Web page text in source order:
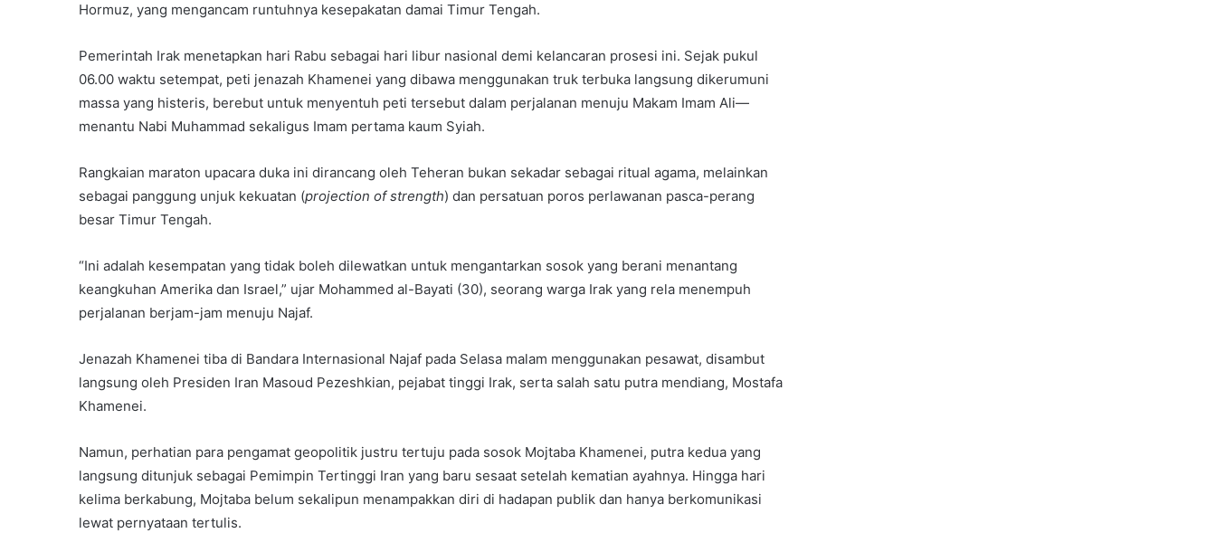
Hormuz, yang mengancam runtuhnya kesepakatan damai Timur Tengah.
Pemerintah Irak menetapkan hari Rabu sebagai hari libur nasional demi kelancaran prosesi ini. Sejak pukul
06.00 waktu setempat, peti jenazah Khamenei yang dibawa menggunakan truk terbuka langsung dikerumuni
massa yang histeris, berebut untuk menyentuh peti tersebut dalam perjalanan menuju Makam Imam Ali—
menantu Nabi Muhammad sekaligus Imam pertama kaum Syiah.
Rangkaian maraton upacara duka ini dirancang oleh Teheran bukan sekadar sebagai ritual agama, melainkan
sebagai panggung unjuk kekuatan (projection of strength) dan persatuan poros perlawanan pasca-perang
besar Timur Tengah.
“Ini adalah kesempatan yang tidak boleh dilewatkan untuk mengantarkan sosok yang berani menantang
keangkuhan Amerika dan Israel,” ujar Mohammed al-Bayati (30), seorang warga Irak yang rela menempuh
perjalanan berjam-jam menuju Najaf.
Jenazah Khamenei tiba di Bandara Internasional Najaf pada Selasa malam menggunakan pesawat, disambut
langsung oleh Presiden Iran Masoud Pezeshkian, pejabat tinggi Irak, serta salah satu putra mendiang, Mostafa
Khamenei.
Namun, perhatian para pengamat geopolitik justru tertuju pada sosok Mojtaba Khamenei, putra kedua yang
langsung ditunjuk sebagai Pemimpin Tertinggi Iran yang baru sesaat setelah kematian ayahnya. Hingga hari
kelima berkabung, Mojtaba belum sekalipun menampakkan diri di hadapan publik dan hanya berkomunikasi
lewat pernyataan tertulis.